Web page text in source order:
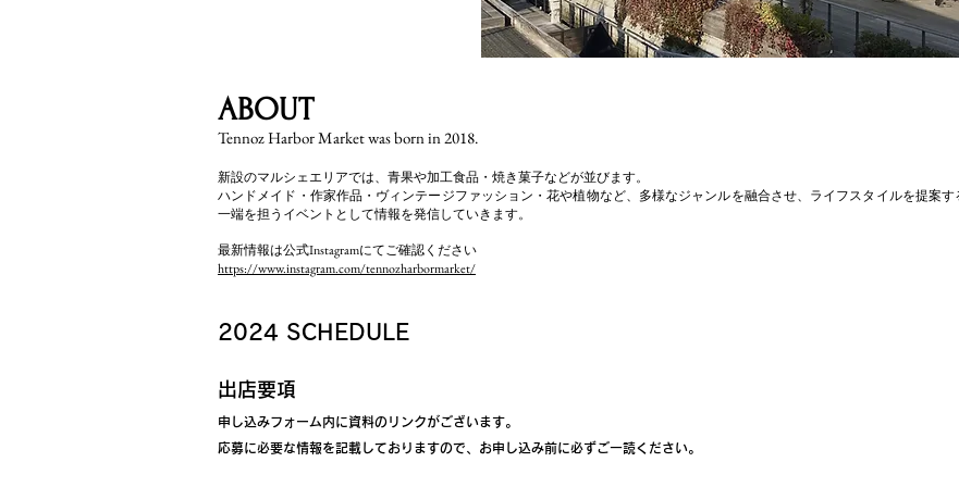
ABOUT
Tennoz Harbor Market was born in 2018.
新設のマルシェエリアでは、青果や加工食品・焼き菓子などが並びます。
ハンドメイド・ 作家作品・ヴィンテージファッション・花や植物など、多様なジャンルを融合させ、 ライフスタイルを提案
一端を担うイベントとして情報を発信していきます。
最新情報は公式Instagramにてご確認ください
https://www.instagram.com/tennozharbormarket/
​2024 SCHEDULE
出店要項
申し込みフォーム内に資料のリンクがございます。
応募に必要な情報を記載しておりますので、お申し込み前に必ずご一読ください。